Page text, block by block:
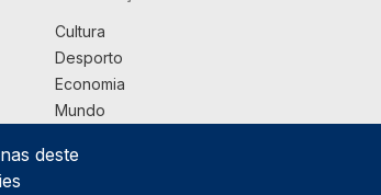
Cultura
Desporto
Economia
Mundo
País
deste